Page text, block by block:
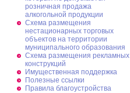
розничная продажа
алкогольной продукции
Схема размещения
нестационарных торговых
объектов на территории
муниципального образования
Схема размещения рекламных
конструкций
Имущественная поддержка
Полезные ссылки
Правила благоустройства